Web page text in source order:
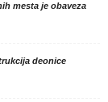
mesta je obaveza
deonice